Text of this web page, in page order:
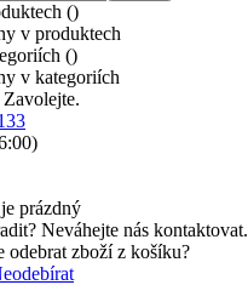
()
v produktech
()
v kategoriích
prázdný
Neváhejte nás kontaktovat.
odebrat zboží z košíku?